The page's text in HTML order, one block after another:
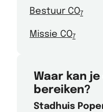
Bestuur CO7
Missie CO7
Waar kan je
bereiken?
Stadhuis